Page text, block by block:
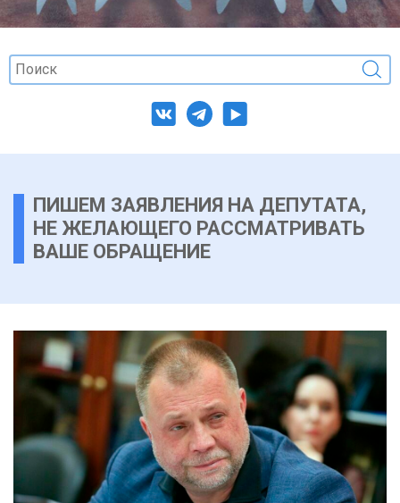
ПИШЕМ ЗАЯВЛЕНИЯ НА ДЕПУТАТА,
НЕ ЖЕЛАЮЩЕГО РАССМАТРИВАТЬ
ВАШЕ ОБРАЩЕНИЕ